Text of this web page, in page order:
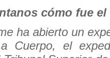
cómo fue el
ha abierto un
Cuerpo, el